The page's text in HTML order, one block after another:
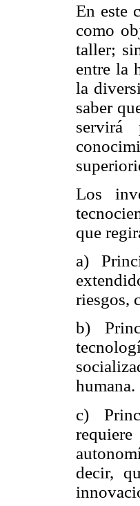
En este
como
taller;
entre la
la
saber
servirá
Los
que
a)
riesgos,
b)
humana.
c)
decir,